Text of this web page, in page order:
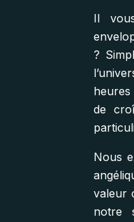
Il
?
de
Nous
valeur
notre